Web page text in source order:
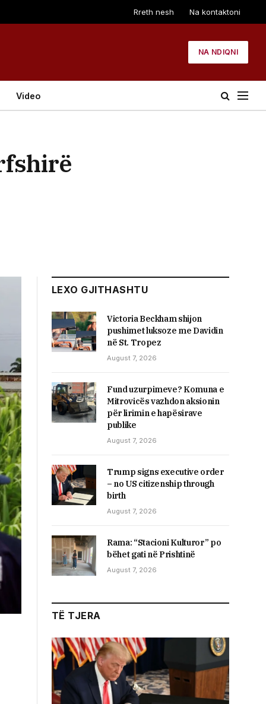
Rreth nesh Na kontaktoni
NA NDIQNI
Video
LEXO GJITHASHTU
Victoria Beckham shijon
pushimet luksoze me Davidin
në St. Tropez
August 7, 2026
Fund uzurpimeve? Komuna e
Mitrovicës vazhdon aksionin
për lirimin e hapësirave
publike
August 7, 2026
Trump signs executive order
– no US citizenship through
birth
August 7, 2026
Rama: “Stacioni Kulturor” po
bëhet gati në Prishtinë
August 7, 2026
TË TJERA